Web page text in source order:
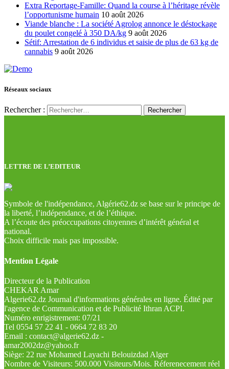
Extra Reportage-Famille: Quand la course à l’héritage révèle
l’opportunisme humain 10 août 2026
Viande blanche : La société Agrolog annonce le déstockage
du poulet congelé à 350 DA/kg 9 août 2026
Sétif: Arrestation de 6 individus et saisie de plus de 63 kg de
cannabis 9 août 2026
Réseaux sociaux
Rechercher :
LETTRE DE L’EDITEUR
Symbole de l'indépendance, Algérie62.dz se base sur le principe de
la liberté, l’indépendance, et de l’éthique.
A l’écoute des préoccupations citoyennes d’intérêt général et
national.
Choix difficile mais pas impossible.
Mention Légale
Directeur de la Publication
CHEKAR Amar
Algerie62.dz Journal d'informations générales en ligne. Édité par
l'agence de Communication et de Publicité Ithran ACPI.
Numéro enrigistrement: 07/21
Tel 0554 57 22 41 - 0664 72 83 20
Email : contact@algerie62.dz -
amar2002dz@yahoo.fr
Siège: 22 rue Mohamed Layachi Belouizdad Alger
Nombre de Visiteurs: 500.000 Visiteurs/Mois. Réferenecement réel